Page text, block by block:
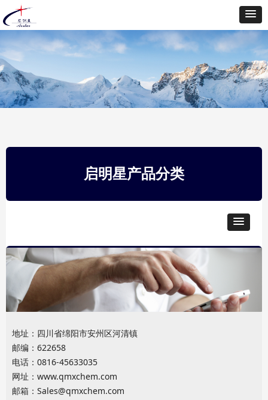
启明星产品分类
地址：四川省绵阳市安州区河清镇
邮编：622658
电话：0816-45633035
网址： www.qmxchem.com
邮箱： Sales@qmxchem.com